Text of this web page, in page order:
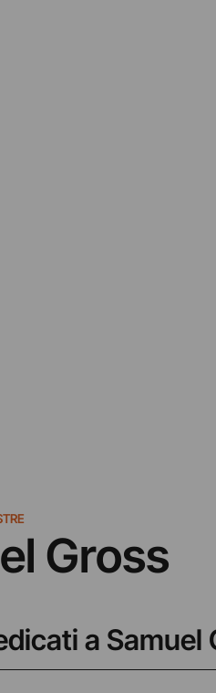
Gross
a Samuel